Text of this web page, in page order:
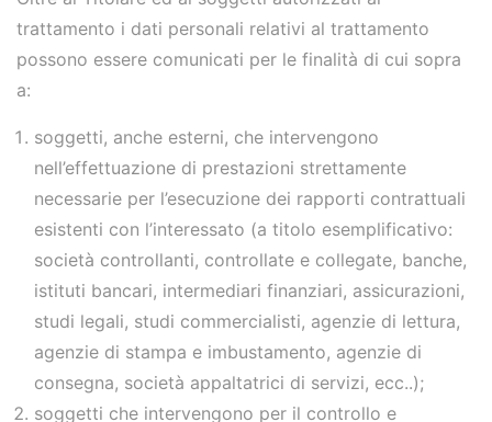
trattamento i dati personali relativi al trattamento
possono essere comunicati per le finalità di cui sopra
a:
soggetti, anche esterni, che intervengono
nell’effettuazione di prestazioni strettamente
necessarie per l’esecuzione dei rapporti contrattuali
esistenti con l’interessato (a titolo esemplificativo:
società controllanti, controllate e collegate, banche,
istituti bancari, intermediari finanziari, assicurazioni,
studi legali, studi commercialisti, agenzie di lettura,
agenzie di stampa e imbustamento, agenzie di
consegna, società appaltatrici di servizi, ecc..);
soggetti che intervengono per il controllo e